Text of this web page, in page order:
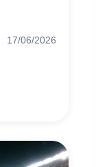
17/06/2026